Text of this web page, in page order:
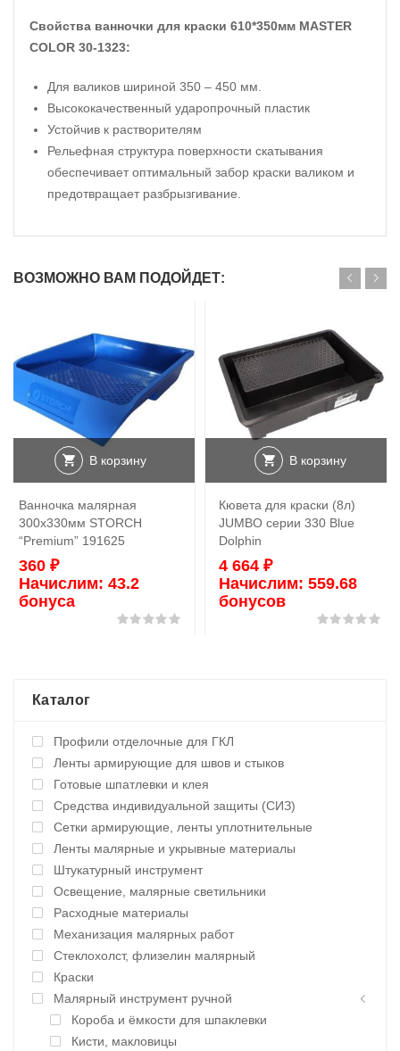
Свойства ванночки для краски 610*350мм MASTER
COLOR 30-1323:
Для валиков шириной 350 – 450 мм.
Высококачественный ударопрочный пластик
Устойчив к растворителям
Рельефная структура поверхности скатывания
обеспечивает оптимальный забор краски валиком и
предотвращает разбрызгивание.
ВОЗМОЖНО ВАМ ПОДОЙДЕТ:
В корзину
Ванночка малярная
300х330мм STORCH
“Premium” 191625
360 ₽
Начислим: 43.2
бонуса
В корзину
Кювета для краски (8л)
JUMBO серии 330 Blue
Dolphin
4 664 ₽
Начислим: 559.68
бонусов
Каталог
Профили отделочные для ГКЛ
Ленты армирующие для швов и стыков
Готовые шпатлевки и клея
Средства индивидуальной защиты (СИЗ)
Сетки армирующие, ленты уплотнительные
Ленты малярные и укрывные материалы
Штукатурный инструмент
Освещение, малярные светильники
Расходные материалы
Механизация малярных работ
Стеклохолст, флизелин малярный
Краски
Малярный инструмент ручной
Короба и ёмкости для шпаклевки
Кисти, макловицы